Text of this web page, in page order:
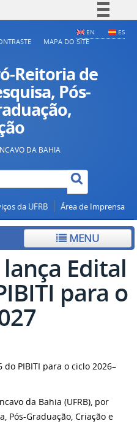
Simplifique!
Participe
Acesso à informação
Legislação
Canais
EN ES
MAPA DO SITE
Reitoria de
Pós-
DA BAHIA
da UFRB Área de Imprensa
MENU
lança Edital
para o
do PIBITI para o ciclo 2026–
da Bahia (UFRB), por
Pós-Graduação, Criação e